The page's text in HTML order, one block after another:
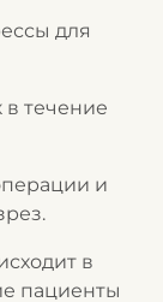
для
в течение
и
в
пациенты